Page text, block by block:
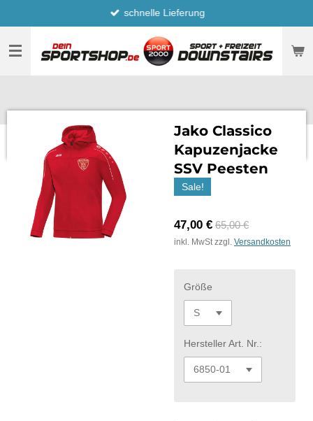
Hauptinhalt
springen
schnelle Lieferung
Jako Classico
Kapuzenjacke
SSV Peesten
Sale!
47,00 € 65,00 €
inkl. MwSt zzgl. Versandkosten
Größe
Hersteller Art. Nr.: